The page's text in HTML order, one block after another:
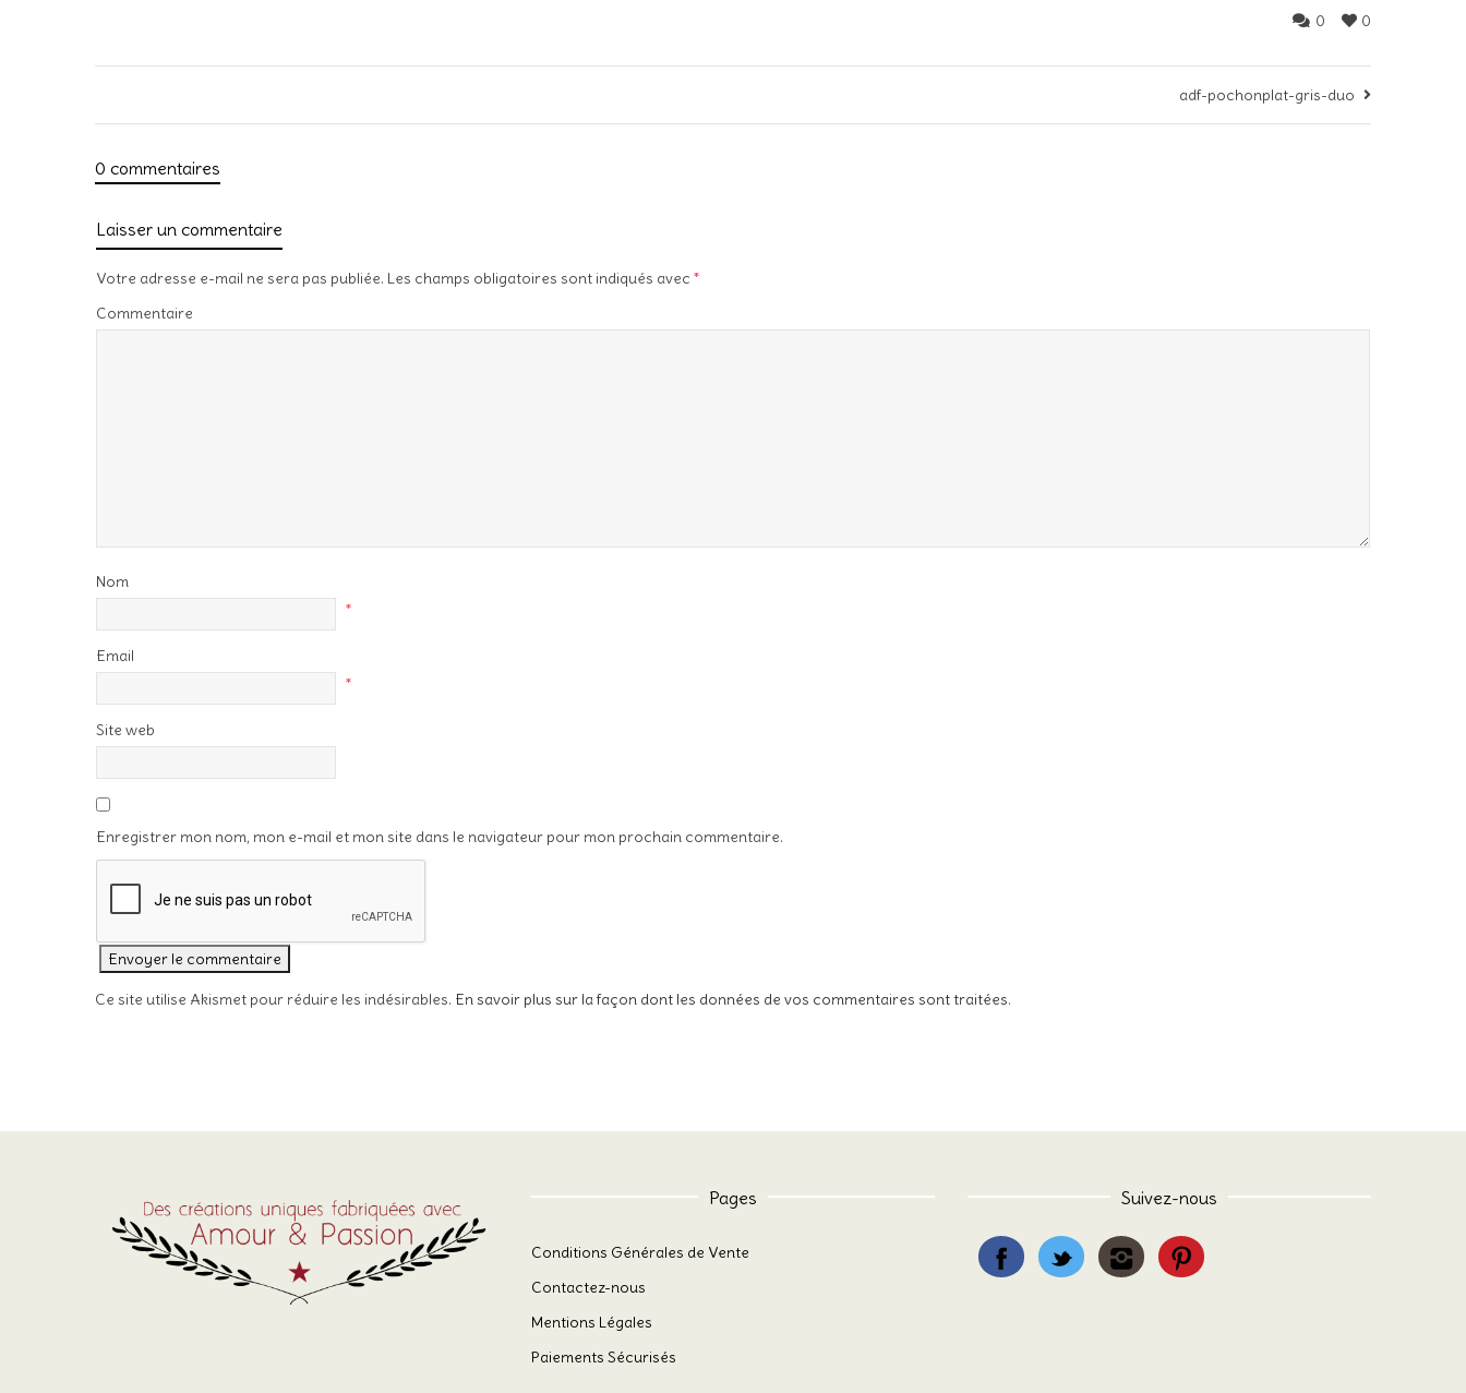
0
0
adf-pochonplat-gris-duo
0 commentaires
Laisser un commentaire
Votre adresse e-mail ne sera pas publiée. Les champs obligatoires sont indiqués avec *
Commentaire
Nom
*
Email
*
Site web
Enregistrer mon nom, mon e-mail et mon site dans le navigateur pour mon prochain commentaire.
Ce site utilise Akismet pour réduire les indésirables. En savoir plus sur la façon dont les données de vos commentaires sont traitées.
Pages
Conditions Générales de Vente
Contactez-nous
Mentions Légales
Paiements Sécurisés
Suivez-nous